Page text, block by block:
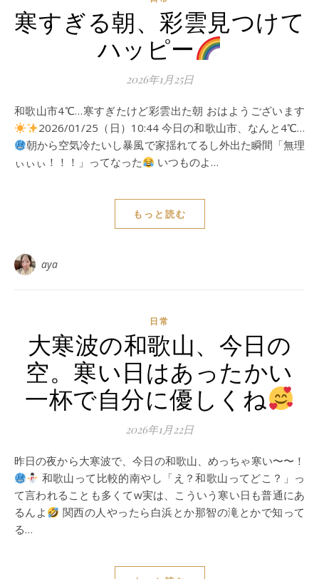
寒すぎる朝、彩雲見つけて
ハッピー
2026年1月25日
和歌山市4℃…寒すぎたけど彩雲出た朝 おはようございます
2026/01/25（日）10:44 今日の和歌山市、なんと4℃…
朝から空気冷たいし暴風で家揺れてるし外出た瞬間「無理
ぃぃぃ！！！」ってなった
いつものよ…
もっと読む
aya
日常
大寒波の和歌山、今日の
空。寒い日はあったかい
一杯で自分に優しくね
2026年1月22日
昨日の夜から大寒波で、今日の和歌山、めっちゃ寒い〜〜！
和歌山って比較的南やし「え？和歌山ってどこ？」っ
て言われることも多くてw実は、こういう寒い日も普通にあ
るんよ
関西の人やったら白浜とか那智の滝とかで知って
る…